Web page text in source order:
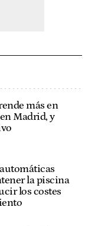
más en
Madrid, y
la piscina
los costes